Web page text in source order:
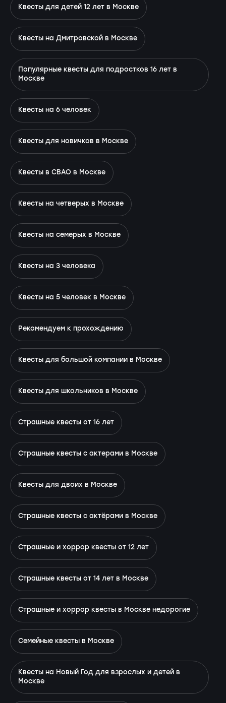
Квесты для детей 12 лет в Москве
Квесты на Дмитровской в Москве
Популярные квесты для подростков 16 лет в
Москве
Квесты на 6 человек
Квесты для новичков в Москве
Квесты в СВАО в Москве
Квесты на четверых в Москве
Квесты на семерых в Москве
Квесты на 3 человека
Квесты на 5 человек в Москве
Рекомендуем к прохождению
Квесты для большой компании в Москве
Квесты для школьников в Москве
Страшные квесты от 16 лет
Страшные квесты с актерами в Москве
Квесты для двоих в Москве
Страшные квесты с актёрами в Москве
Страшные и хоррор квесты от 12 лет
Страшные квесты от 14 лет в Москве
Страшные и хоррор квесты в Москве недорогие
Семейные квесты в Москве
Квесты на Новый Год для взрослых и детей в
Москве